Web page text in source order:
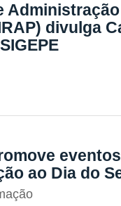
divulga
ao Dia do